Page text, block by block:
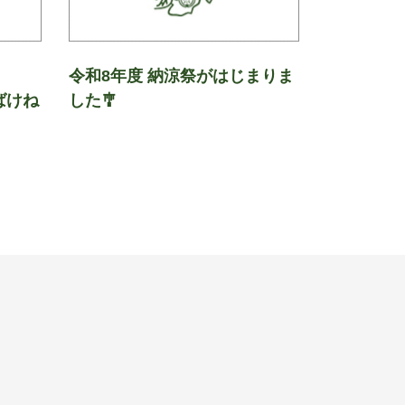
けね
令和8年度 納涼祭がはじまりま
した🎐